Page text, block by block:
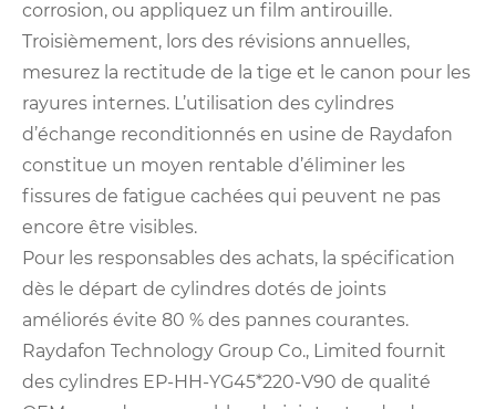
corrosion, ou appliquez un film antirouille.
Troisièmement, lors des révisions annuelles,
mesurez la rectitude de la tige et le canon pour les
rayures internes. L’utilisation des cylindres
d’échange reconditionnés en usine de Raydafon
constitue un moyen rentable d’éliminer les
fissures de fatigue cachées qui peuvent ne pas
encore être visibles.
Pour les responsables des achats, la spécification
dès le départ de cylindres dotés de joints
améliorés évite 80 % des pannes courantes.
Raydafon Technology Group Co., Limited fournit
des cylindres EP-HH-YG45*220-V90 de qualité